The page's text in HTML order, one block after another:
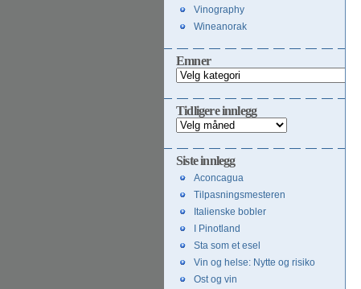
Vinography
Wineanorak
Emner
Emner
Tidligere innlegg
Tidligere
innlegg
Siste innlegg
Aconcagua
Tilpasningsmesteren
Italienske bobler
I Pinotland
Sta som et esel
Vin og helse: Nytte og risiko
Ost og vin